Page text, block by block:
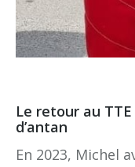
Le retour au
d’antan
En 2023, Michel